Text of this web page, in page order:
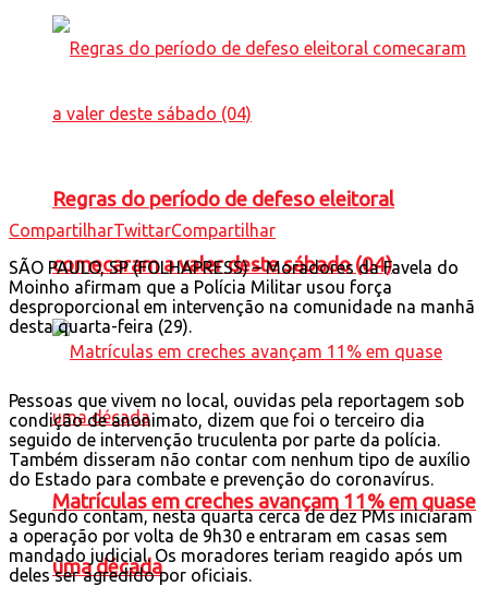
Regras do período de defeso eleitoral
comecaram a valer deste sábado (04)
Matrículas em creches avançam 11% em quase
uma década
CompartilharTwittarCompartilhar
SÃO PAULO, SP (FOLHAPRESS) – Moradores da Favela do
Moinho afirmam que a Polícia Militar usou força
desproporcional em intervenção na comunidade na manhã
desta quarta-feira (29).
Pessoas que vivem no local, ouvidas pela reportagem sob
condição de anonimato, dizem que foi o terceiro dia
seguido de intervenção truculenta por parte da polícia.
Também disseram não contar com nenhum tipo de auxílio
do Estado para combate e prevenção do coronavírus.
Segundo contam, nesta quarta cerca de dez PMs iniciaram
a operação por volta de 9h30 e entraram em casas sem
mandado judicial. Os moradores teriam reagido após um
deles ser agredido por oficiais.